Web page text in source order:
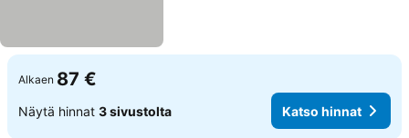
Alkaen 87 €
Näytä hinnat 3 sivustolta Katso hinnat